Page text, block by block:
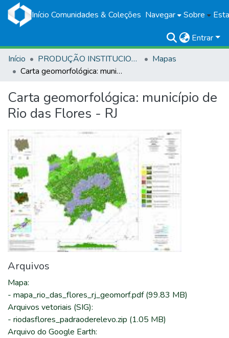
Início Comunidades & Coleções Navegar Sobre
Entrar
Início
PRODUÇÃO INSTITUCIONAL
Mapas
Carta geomorfológica: município de Rio das Flores - RJ
Carta geomorfológica: município de
Rio das Flores - RJ
Arquivos
Mapa:
- mapa_rio_das_flores_rj_geomorf.pdf(99.83 MB)
Arquivos vetoriais (SIG):
- riodasflores_padraoderelevo.zip (1.05 MB)
Arquivo do Google Earth: